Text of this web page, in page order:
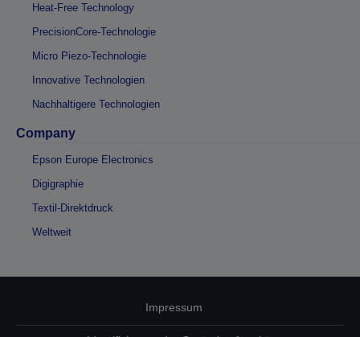
Heat-Free Technology
PrecisionCore-Technologie
Micro Piezo-Technologie
Innovative Technologien
Nachhaltigere Technologien
Company
Epson Europe Electronics
Digigraphie
Textil-Direktdruck
Weltweit
Impressum